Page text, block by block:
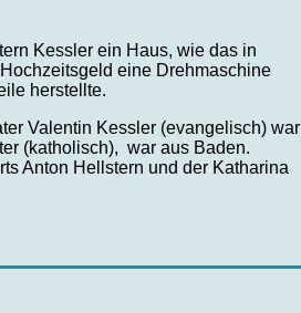
Kessler ein Haus, wie das in
eine Drehmaschine
herstellte.
Valentin Kessler (evangelisch) war
(katholisch), war aus Baden.
Anton Hellstern und der Katharina